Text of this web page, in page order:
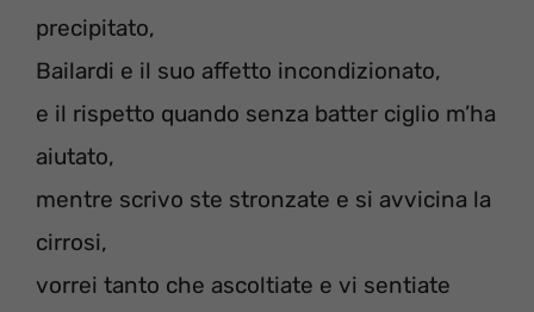
precipitato,
Bailardi e il suo affetto incondizionato,
e il rispetto quando senza batter ciglio m’ha
aiutato,
mentre scrivo ste stronzate e si avvicina la
cirrosi,
vorrei tanto che ascoltiate e vi sentiate